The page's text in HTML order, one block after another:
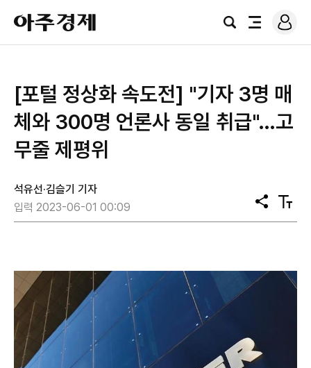
아
주
경
검
전
로
그
[포털 정상화 속도전] "기자 3명 매
체와 300명 언론사 동일 취급"…고
무줄 제평위
석유선·김슬기 기자
입력 2023-06-01 00:09
공
유
텍
스